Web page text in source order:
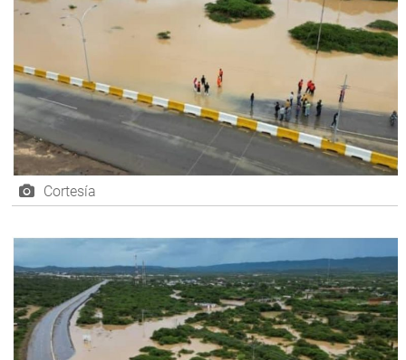
Cortesía